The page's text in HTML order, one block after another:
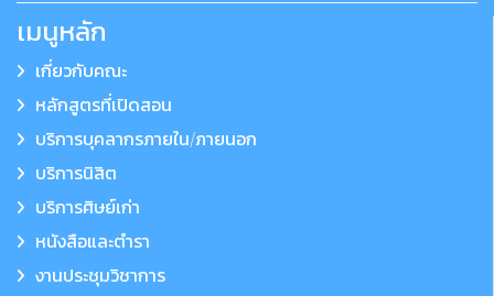
เมนูหลัก
เกี่ยวกับคณะ
หลักสูตรที่เปิดสอน
บริการบุคลากรภายใน/ภายนอก
บริการนิสิต
บริการศิษย์เก่า
หนังสือและตำรา
งานประชุมวิชาการ